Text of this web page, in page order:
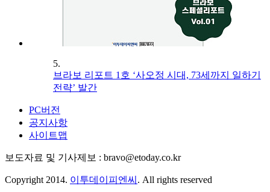
5.
브라보 리포트 1호 ‘사오정 시대, 73세까지 일하기
전략’ 발간
PC버전
공지사항
사이트맵
보도자료 및 기사제보 : bravo@etoday.co.kr
Copyright 2014. 이투데이피엔씨 . All rights reserved